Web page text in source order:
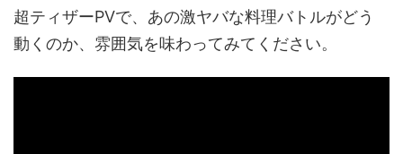
超ティザーPVで、あの激ヤバな料理バトルがどう
動くのか、雰囲気を味わってみてください。